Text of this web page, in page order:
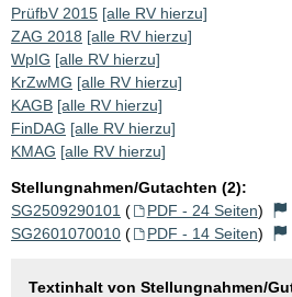
PrüfbV 2015 [alle RV hierzu]
ZAG 2018 [alle RV hierzu]
WpIG [alle RV hierzu]
KrZwMG [alle RV hierzu]
KAGB [alle RV hierzu]
FinDAG [alle RV hierzu]
KMAG [alle RV hierzu]
Stellungnahmen/Gutachten (2):
SG2509290101 ( PDF - 24 Seiten)
SG2601070010 ( PDF - 14 Seiten)
Textinhalt von Stellungnahmen/